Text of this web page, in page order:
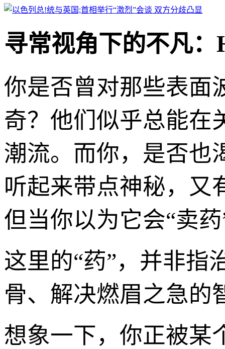
寻常视角下的不凡
你是否曾对那些表面
奇？他们似乎总能在
潮流。而你，是否也
听起来带点神秘，又
但当你以为它会“卖
这里的“药”，并非指
骨、解决燃眉之急的
想象一下，你正被某